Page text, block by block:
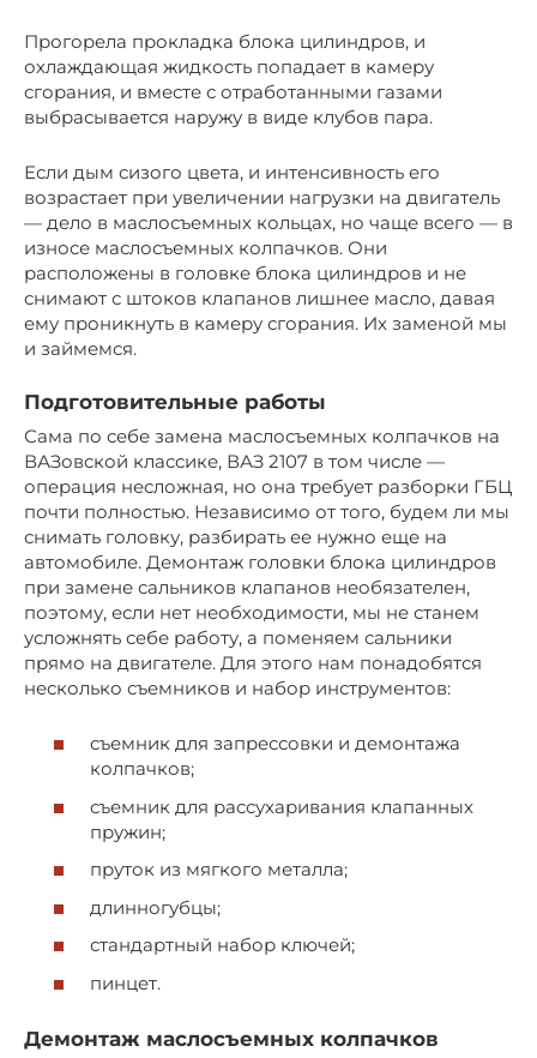
Прогорела прокладка блока цилиндров, и
охлаждающая жидкость попадает в камеру
сгорания, и вместе с отработанными газами
выбрасывается наружу в виде клубов пара.
Если дым сизого цвета, и интенсивность его
возрастает при увеличении нагрузки на двигатель
— дело в маслосъемных кольцах, но чаще всего — в
износе маслосъемных колпачков. Они
расположены в головке блока цилиндров и не
снимают с штоков клапанов лишнее масло, давая
ему проникнуть в камеру сгорания. Их заменой мы
и займемся.
Подготовительные работы
Сама по себе замена маслосъемных колпачков на
ВАЗовской классике, ВАЗ 2107 в том числе —
операция несложная, но она требует разборки ГБЦ
почти полностью. Независимо от того, будем ли мы
снимать головку, разбирать ее нужно еще на
автомобиле. Демонтаж головки блока цилиндров
при замене сальников клапанов необязателен,
поэтому, если нет необходимости, мы не станем
усложнять себе работу, а поменяем сальники
прямо на двигателе. Для этого нам понадобятся
несколько съемников и набор инструментов:
съемник для запрессовки и демонтажа
колпачков;
съемник для рассухаривания клапанных
пружин;
пруток из мягкого металла;
длинногубцы;
стандартный набор ключей;
пинцет.
Демонтаж маслосъемных колпачков